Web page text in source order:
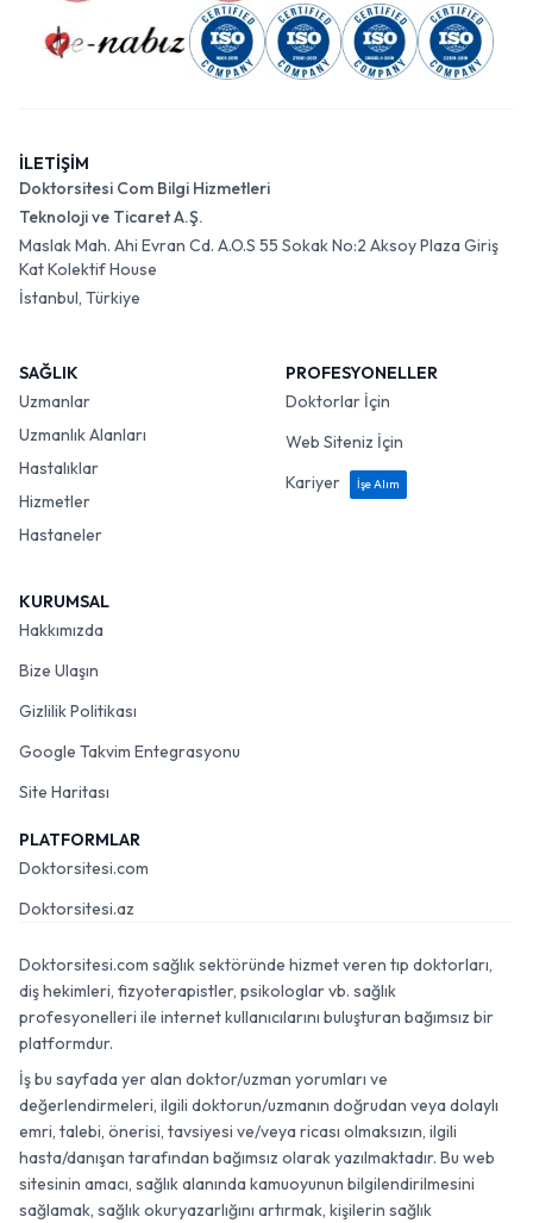
İLETİŞİM
Doktorsitesi Com Bilgi Hizmetleri
Teknoloji ve Ticaret A.Ş.
Maslak Mah. Ahi Evran Cd. A.O.S 55 Sokak No:2 Aksoy Plaza Giriş
Kat Kolektif House
İstanbul, Türkiye
SAĞLIK
Uzmanlar
Uzmanlık Alanları
Hastalıklar
Hizmetler
Hastaneler
PROFESYONELLER
Doktorlar İçin
Web Siteniz İçin
Kariyer
İşe Alım
KURUMSAL
Hakkımızda
Bize Ulaşın
Gizlilik Politikası
Google Takvim Entegrasyonu
Site Haritası
PLATFORMLAR
Doktorsitesi.com
Doktorsitesi.az
Doktorsitesi.com sağlık sektöründe hizmet veren tıp doktorları,
diş hekimleri, fizyoterapistler, psikologlar vb. sağlık
profesyonelleri ile internet kullanıcılarını buluşturan bağımsız bir
platformdur.
İş bu sayfada yer alan doktor/uzman yorumları ve
değerlendirmeleri, ilgili doktorun/uzmanın doğrudan veya dolaylı
emri, talebi, önerisi, tavsiyesi ve/veya ricası olmaksızın, ilgili
hasta/danışan tarafından bağımsız olarak yazılmaktadır. Bu web
sitesinin amacı, sağlık alanında kamuoyunun bilgilendirilmesini
sağlamak, sağlık okuryazarlığını artırmak, kişilerin sağlık